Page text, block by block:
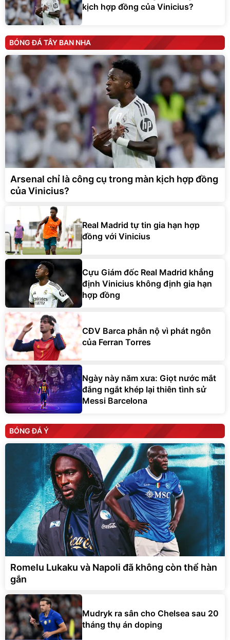
kịch hợp đồng của Vinicius?
BÓNG ĐÁ TÂY BAN NHA
Arsenal chỉ là công cụ trong màn kịch hợp đồng
của Vinicius?
Real Madrid tự tin gia hạn hợp
đồng với Vinicius
Cựu Giám đốc Real Madrid khẳng
định Vinicius không định gia hạn
hợp đồng
CĐV Barca phẫn nộ vì phát ngôn
của Ferran Torres
Ngày này năm xưa: Giọt nước mắt
đắng ngắt khép lại thiên tình sử
Messi Barcelona
BÓNG ĐÁ Ý
Romelu Lukaku và Napoli đã không còn thể hàn
gắn
Mudryk ra sân cho Chelsea sau 20
tháng thụ án doping